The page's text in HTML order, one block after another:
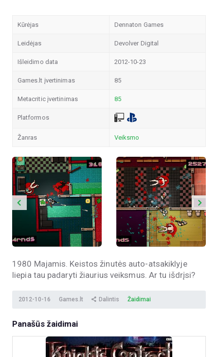
Kūrėjas Dennaton Games
Leidėjas Devolver Digital
Išleidimo data 2012-10-23
Games.lt įvertinimas 85
Metacritic įvertinimas 85
Platformos
Žanras Veiksmo
1980 Majamis. Keistos žinutės auto-atsakiklyje
liepia tau padaryti žiaurius veiksmus. Ar tu išdrįsi?
2012-10-16 Games.lt Dalintis Žaidimai
Panašūs žaidimai